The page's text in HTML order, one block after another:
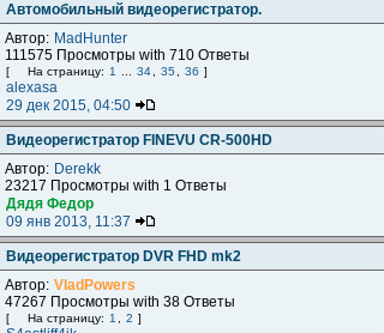
Автомобильный видеорегистратор.
Автор: MadHunter
111575 Просмотры with 710 Ответы
[ На страницу: 1 34 35 36 ]
alexasa
29 дек 2015, 04:50
Видеорегистратор FINEVU CR-500HD
Автор: Derekk
23217 Просмотры with 1 Ответы
Дядя Федор
09 янв 2013, 11:37
Видеорегистратор DVR FHD mk2
Автор: VladPowers
47267 Просмотры with 38 Ответы
[ На страницу: 1 2 ]